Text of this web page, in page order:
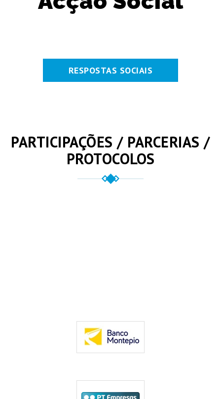
RESPOSTAS SOCIAIS
PARTICIPAÇÕES / PARCERIAS /
PROTOCOLOS